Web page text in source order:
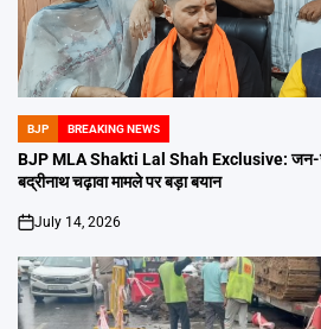
POSTED
IN
BJP BREAKING NEWS
BJP MLA Shakti Lal Shah Exclusive: जन-
बद्रीनाथ चढ़ावा मामले पर बड़ा बयान
on
July 14, 2026